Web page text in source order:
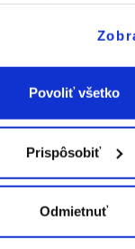
Povoliť všetko
Prispôsobiť
Odmietnuť
|